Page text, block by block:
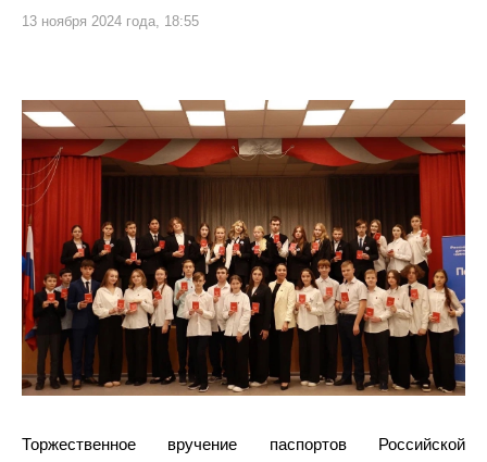
13 ноября 2024 года, 18:55
Торжественное вручение паспортов Российской